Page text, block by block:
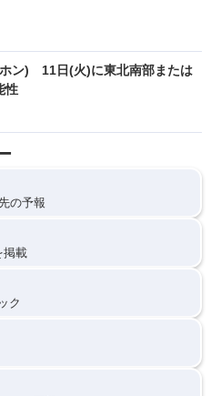
ン) 11日(火)に東北南部または
性
の予報
掲載
ク